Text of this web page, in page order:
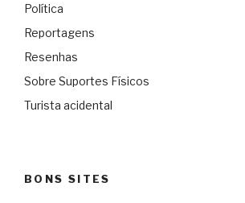
Política
Reportagens
Resenhas
Sobre Suportes Físicos
Turista acidental
BONS SITES